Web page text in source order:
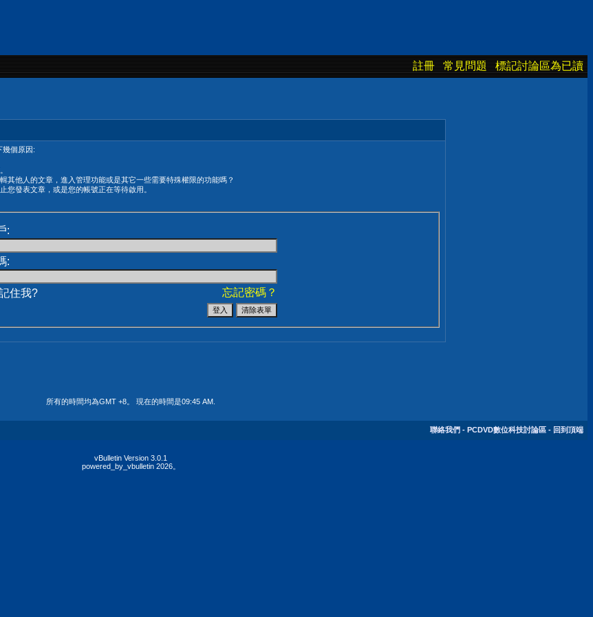
註冊 常見問題 標記討論區為已讀
幾個原因:
其他人的文章，進入管理功能或是其它一些需要特殊權限的功能嗎？
您發表文章，或是您的帳號正在等待啟用。
:
:
忘記密碼？
住我?
所有的時間均為GMT +8。 現在的時間是09:45 AM
聯絡我們 - PCDVD數位科技討論區 - 回到頂端
vBulletin Version 3.0.1
powered_by_vbulletin 2026。